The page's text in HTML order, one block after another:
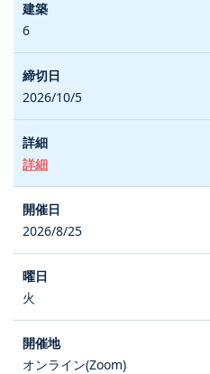
6
2026/10/5
詳細
2026/8/25
火
オンライン(Zoom)